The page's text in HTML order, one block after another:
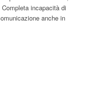
incapacità di
anche in